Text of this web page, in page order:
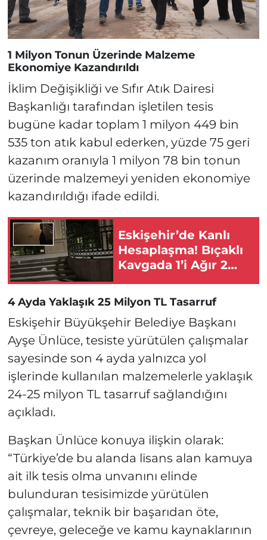
1 Milyon Tonun Üzerinde Malzeme
Ekonomiye Kazandırıldı
İklim Değişikliği ve Sıfır Atık Dairesi
Başkanlığı tarafından işletilen tesis
bugüne kadar toplam 1 milyon 449 bin
535 ton atık kabul ederken, yüzde 75 geri
kazanım oranıyla 1 milyon 78 bin tonun
üzerinde malzemeyi yeniden ekonomiye
kazandırıldığı ifade edildi.
Eskişehir’de Kanlı
Hesaplaşma! Bıçaklı
Kavgada 1’i Ağır 2
4 Ayda Yaklaşık 25 Milyon TL Tasarruf
Eskişehir Büyükşehir Belediye Başkanı
Ayşe Ünlüce, tesiste yürütülen çalışmalar
sayesinde son 4 ayda yalnızca yol
işlerinde kullanılan malzemelerle yaklaşık
24-25 milyon TL tasarruf sağlandığını
açıkladı.
Başkan Ünlüce konuya ilişkin olarak:
“Türkiye’de bu alanda lisans alan kamuya
ait ilk tesis olma unvanını elinde
bulunduran tesisimizde yürütülen
çalışmalar, teknik bir başarıdan öte,
çevreye, geleceğe ve kamu kaynaklarının